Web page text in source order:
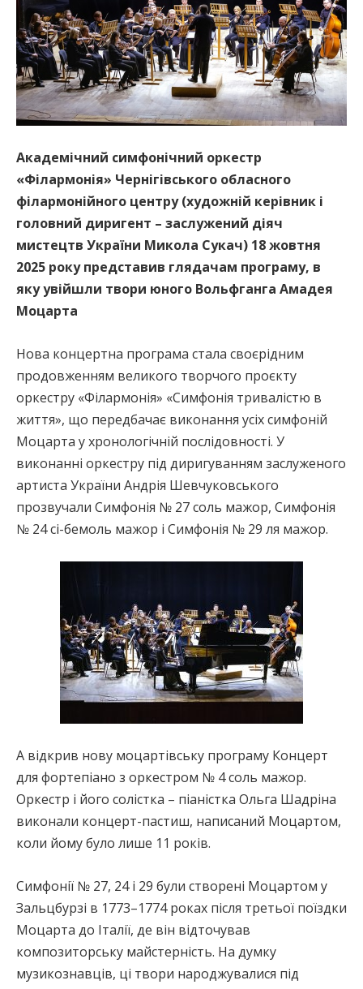
Академічний симфонічний оркестр
«Філармонія» Чернігівського обласного
філармонійного центру (художній керівник і
головний диригент – заслужений діяч
мистецтв України Микола Сукач) 18 жовтня
2025 року представив глядачам програму, в
яку увійшли твори юного Вольфганга Амадея
Моцарта
Нова концертна програма стала своєрідним
продовженням великого творчого проєкту
оркестру «Філармонія» «Симфонія тривалістю в
життя», що передбачає виконання усіх симфоній
Моцарта у хронологічній послідовності. У
виконанні оркестру під диригуванням заслуженого
артиста України Андрія Шевчуковського
прозвучали Симфонія № 27 соль мажор, Симфонія
№ 24 сі-бемоль мажор і Симфонія № 29 ля мажор.
А відкрив нову моцартівську програму Концерт
для фортепіано з оркестром № 4 соль мажор.
Оркестр і його солістка – піаністка Ольга Шадріна
виконали концерт-пастиш, написаний Моцартом,
коли йому було лише 11 років.
Симфонії № 27, 24 і 29 були створені Моцартом у
Зальцбурзі в 1773–1774 роках після третьої поїздки
Моцарта до Італії, де він відточував
композиторську майстерність. На думку
музикознавців, ці твори народжувалися під